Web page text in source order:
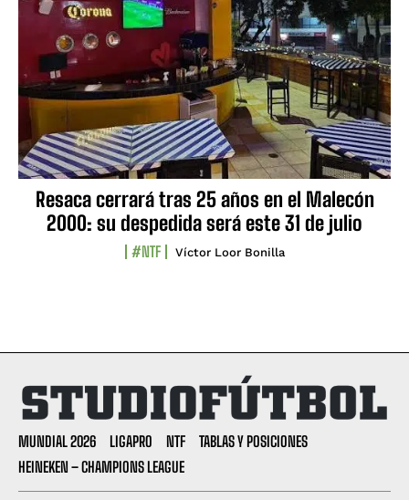
Resaca cerrará tras 25 años en el Malecón
2000: su despedida será este 31 de julio
#NTF Víctor Loor Bonilla
MUNDIAL 2026 LIGAPRO NTF
TABLAS Y POSICIONES
HEINEKEN – CHAMPIONS LEAGUE